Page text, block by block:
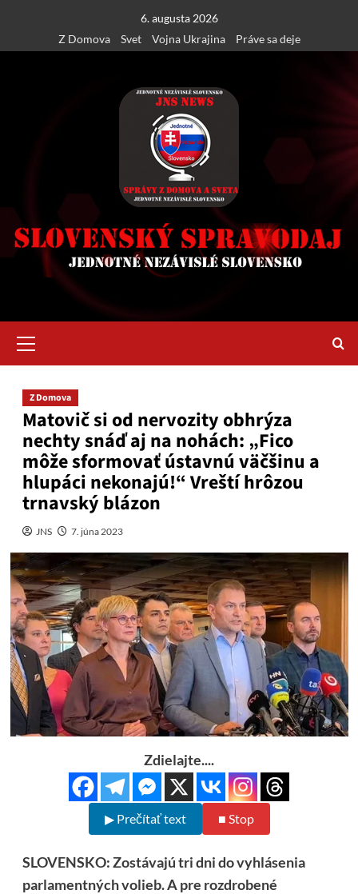
content
6. augusta 2026
Z Domova
Svet Vojna Ukrajina Práve sa deje
Menu
Z Domova
Matovič si od nervozity obhrýza
nechty snáď aj na nohách: „Fico
môže sformovať ústavnú väčšinu a
hlupáci nekonajú!“ Vreští hrôzou
trnavský blázon
JNS 7. júna 2023
Zdielajte....
▶ Prečítať text ■ Stop
SLOVENSKO: Zostávajú tri dni do vyhlásenia
parlamentných volieb. A pre rozdrobené